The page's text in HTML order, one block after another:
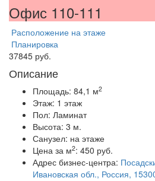
Офис 110-111
Расположение на этаже
Планировка
37845 руб.
Описание
Площадь: 84,1 м2
Этаж: 1 этаж
Пол: Ламинат
Высота: 3 м.
Санузел: на этаже
Цена за м2: 450 руб.
Адрес бизнес-центра:
Ивановская обл., Россия,